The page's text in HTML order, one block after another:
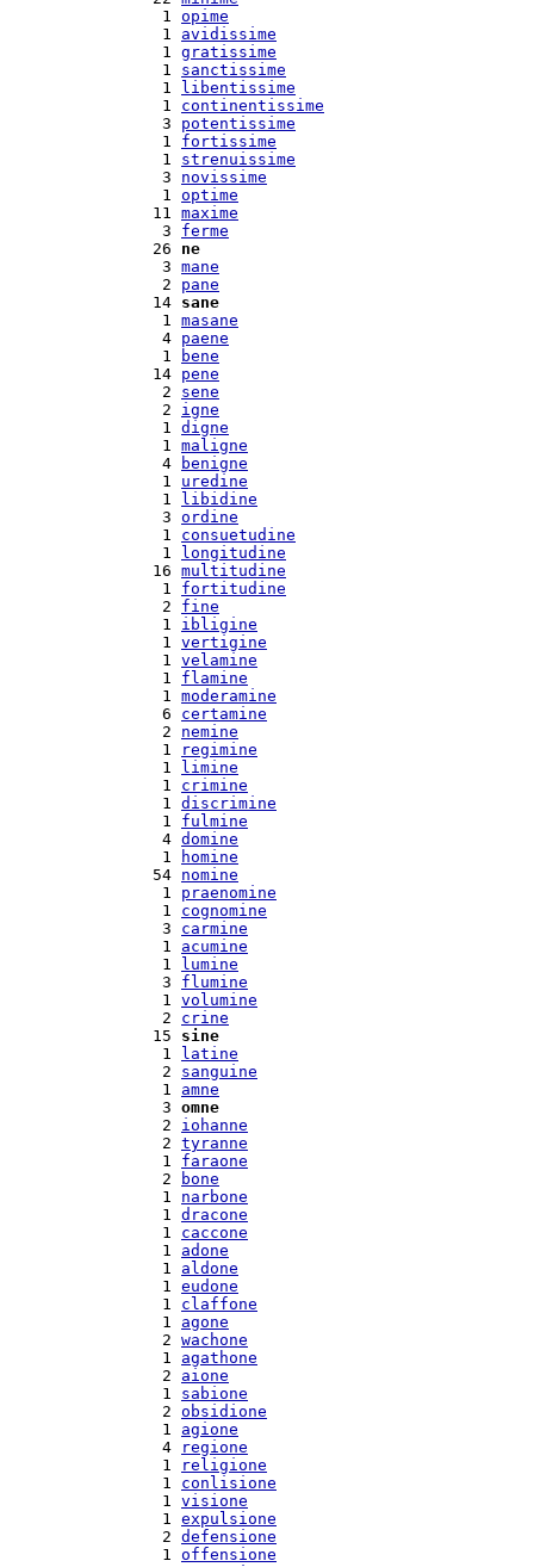
  1
opime
  1
avidissime
  1
gratissime
  1
sanctissime
  1
libentissime
  1
continentissime
  3
potentissime
  1
fortissime
  1
strenuissime
  3
novissime
  1
optime
11 maxime
  3
ferme
26 ne
  3
mane
  2
pane
14 sane
  1
masane
  4
paene
  1
bene
14 pene
  2
sene
  2
igne
  1
digne
  1
maligne
  4
benigne
  1
uredine
  1
libidine
  3
ordine
  1
consuetudine
  1
longitudine
16 multitudine
  1
fortitudine
  2
fine
  1
ibligine
  1
vertigine
  1
velamine
  1
flamine
  1
moderamine
  6
certamine
  2
nemine
  1
regimine
  1
limine
  1
crimine
  1
discrimine
  1
fulmine
  4
domine
  1
homine
54 nomine
  1
praenomine
  1
cognomine
  3
carmine
  1
acumine
  1
lumine
  3
flumine
  1
volumine
  2
crine
15 sine
  1
latine
  2
sanguine
  1
amne
  3
omne
  2
iohanne
  2
tyranne
  1
faraone
  2
bone
  1
narbone
  1
dracone
  1
caccone
  1
adone
  1
aldone
  1
eudone
  1
claffone
  1
agone
  2
wachone
  1
agathone
  2
aione
  1
sabione
  2
obsidione
  1
agione
  4
regione
  1
religione
  1
conlisione
  1
visione
  1
expulsione
  2
defensione
  1
offensione